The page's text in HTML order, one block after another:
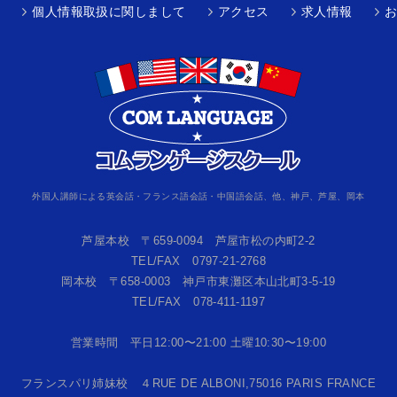
個人情報取扱に関しまして アクセス 求人情報
外国人講師による英会話・フランス語会話・中国語会話、他、神戸、芦屋、岡本
芦屋本校 〒659-0094 芦屋市松の内町2-2
TEL/FAX 0797-21-2768
岡本校 〒658-0003 神戸市東灘区本山北町3-5-19
TEL/FAX 078-411-1197
営業時間 平日12:00〜21:00 土曜10:30〜19:00
フランスパリ姉妹校 ４RUE DE ALBONI,75016 PARIS FRANCE